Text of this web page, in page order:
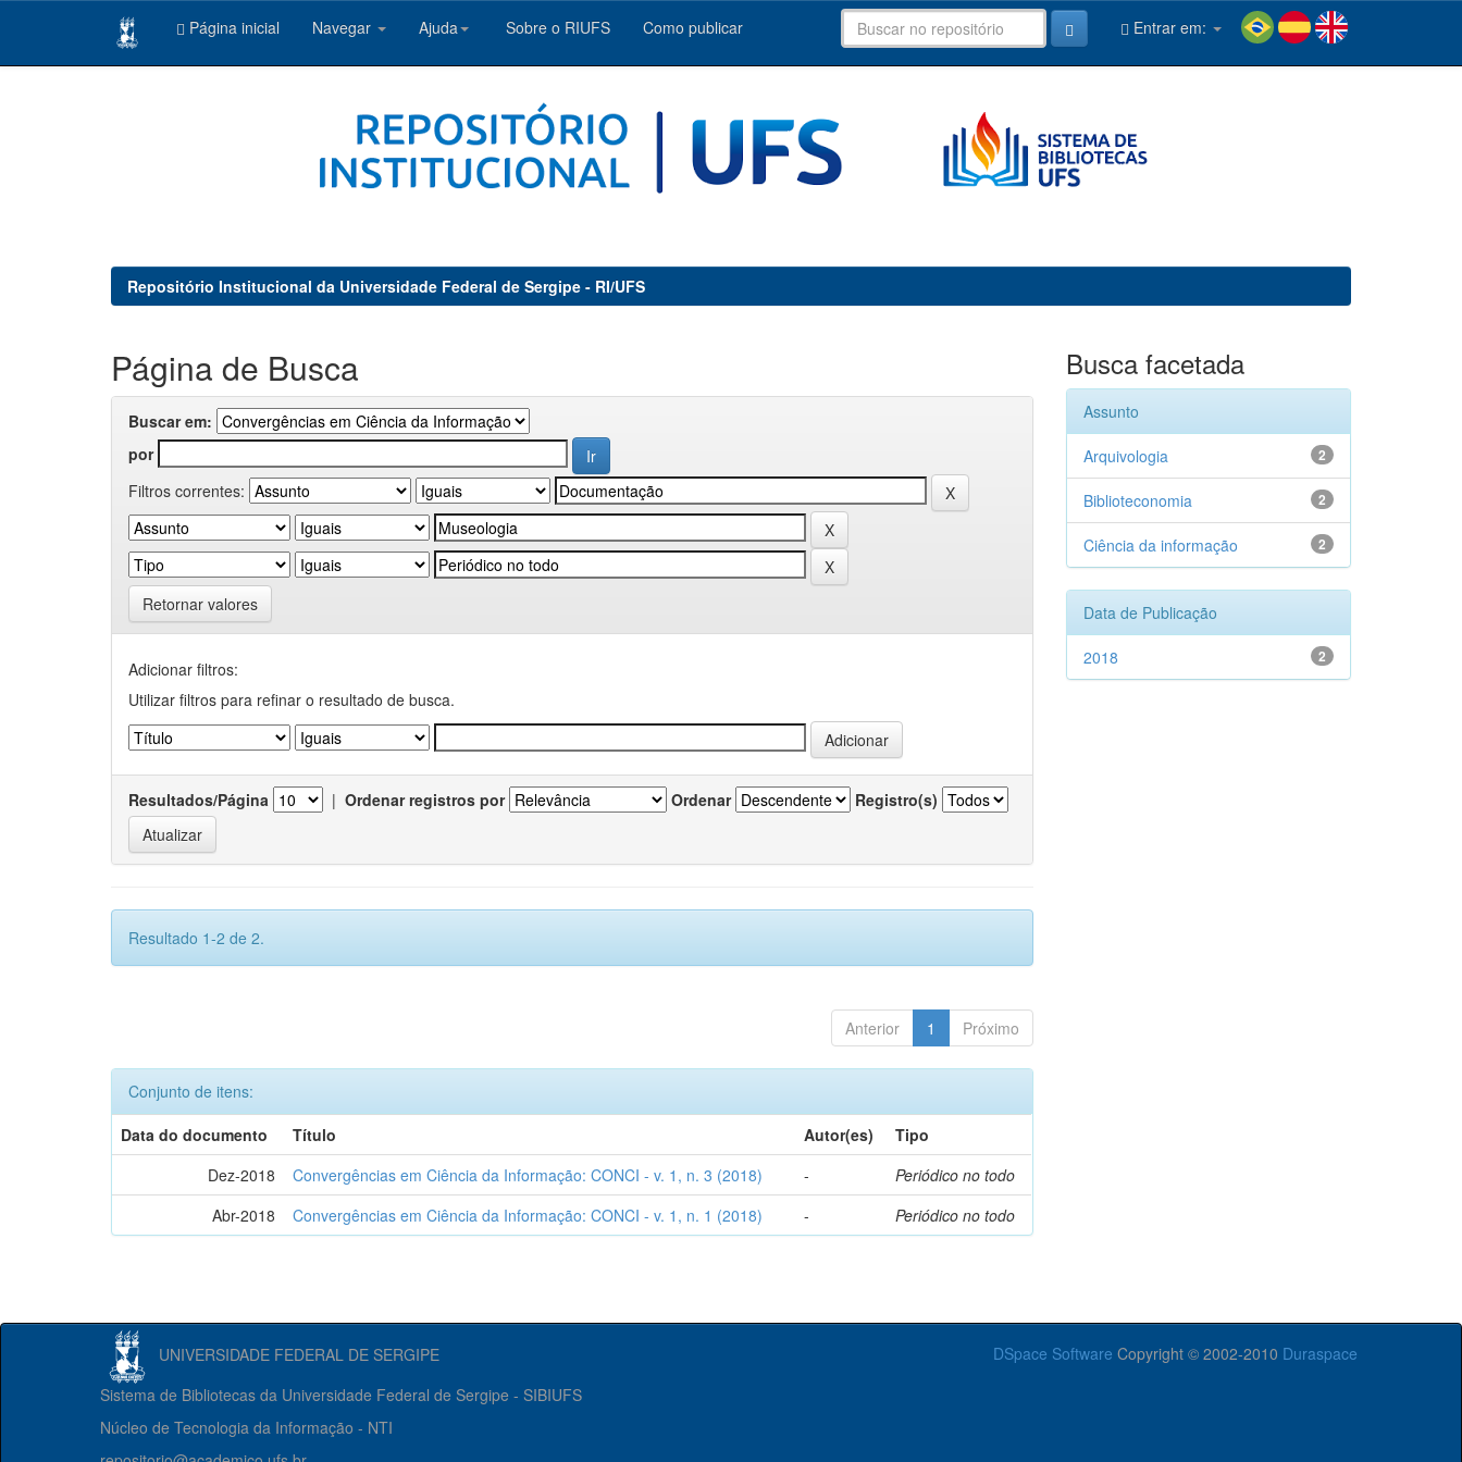
Página inicial Navegar Ajuda Sobre o RIUFS Como publicar Entrar em:
Repositório Institucional da Universidade Federal de Sergipe - RI/UFS
Página de Busca
Buscar em:
por
Filtros correntes:
Retornar valores
Adicionar filtros:
Utilizar filtros para refinar o resultado de busca.
Resultados/Página | Ordenar registros por Ordenar Registro(s)
Resultado 1-2 de 2.
Anterior 1 Próximo
Conjunto de itens:
Data do documento
Título Autor(es)
Tipo
Dez-2018
Convergências em Ciência da Informação: CONCI - v. 1, n. 3 (2018) -
Periódico no todo
Abr-2018
Convergências em Ciência da Informação: CONCI - v. 1, n. 1 (2018) - Periódico no todo
Busca facetada
Assunto
2
Arquivologia
2
Biblioteconomia
2
Ciência da informação
Data de Publicação
2
2018
UNIVERSIDADE FEDERAL DE SERGIPE DSpace Software Copyright © 2002-2010 Duraspace
Sistema de Bibliotecas da Universidade Federal de Sergipe - SIBIUFS
Núcleo de Tecnologia da Informação - NTI